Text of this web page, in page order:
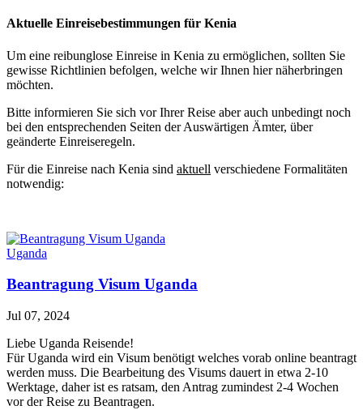
Aktuelle Einreisebestimmungen für Kenia
Um eine reibunglose Einreise in Kenia zu ermöglichen, sollten Sie
gewisse Richtlinien befolgen, welche wir Ihnen hier näherbringen
möchten.
Bitte informieren Sie sich vor Ihrer Reise aber auch unbedingt noch
bei den entsprechenden Seiten der Auswärtigen Ämter, über
geänderte Einreiseregeln.
Für die Einreise nach Kenia sind aktuell verschiedene Formalitäten
notwendig:
Uganda
Beantragung Visum Uganda
Jul 07, 2024
Liebe Uganda Reisende!
Für Uganda wird ein Visum benötigt welches vorab online beantragt
werden muss. Die Bearbeitung des Visums dauert in etwa 2-10
Werktage, daher ist es ratsam, den Antrag zumindest 2-4 Wochen
vor der Reise zu Beantragen.